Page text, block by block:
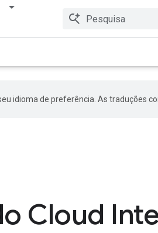
idioma de preferência. As traduções
Cloud